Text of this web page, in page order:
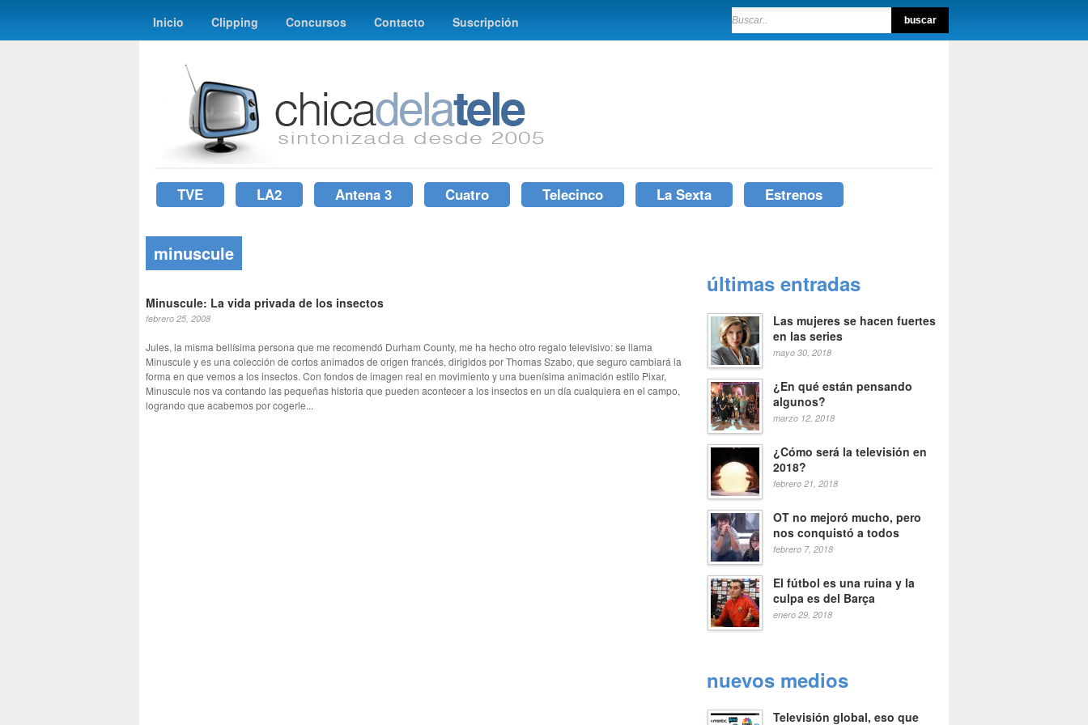
Inicio Clipping Concursos Contacto Suscripción
TVE LA2 Antena 3 Cuatro Telecinco La Sexta Estrenos
minuscule
Minuscule: La vida privada de los insectos
febrero 25, 2008
Jules, la misma bellísima persona que me recomendó Durham County, me ha hecho otro regalo televisivo: se llama
Minuscule y es una colección de cortos animados de origen francés, dirigidos por Thomas Szabo, que seguro cambiará la
forma en que vemos a los insectos. Con fondos de imagen real en movimiento y una buenísima animación estilo Pixar,
Minuscule nos va contando las pequeñas historia que pueden acontecer a los insectos en un día cualquiera en el campo,
logrando que acabemos por cogerle...
últimas entradas
Las mujeres se hacen fuertes
en las series
mayo 30, 2018
¿En qué están pensando
algunos?
marzo 12, 2018
¿Cómo será la televisión en
2018?
febrero 21, 2018
OT no mejoró mucho, pero
nos conquistó a todos
febrero 7, 2018
El fútbol es una ruina y la
culpa es del Barça
enero 29, 2018
nuevos medios
Televisión global, eso que